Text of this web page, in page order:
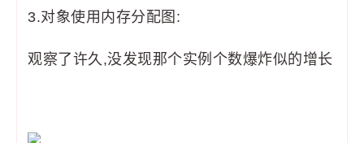
3.对象使用内存分配图:
观察了许久,没发现那个实例个数爆炸似的增长